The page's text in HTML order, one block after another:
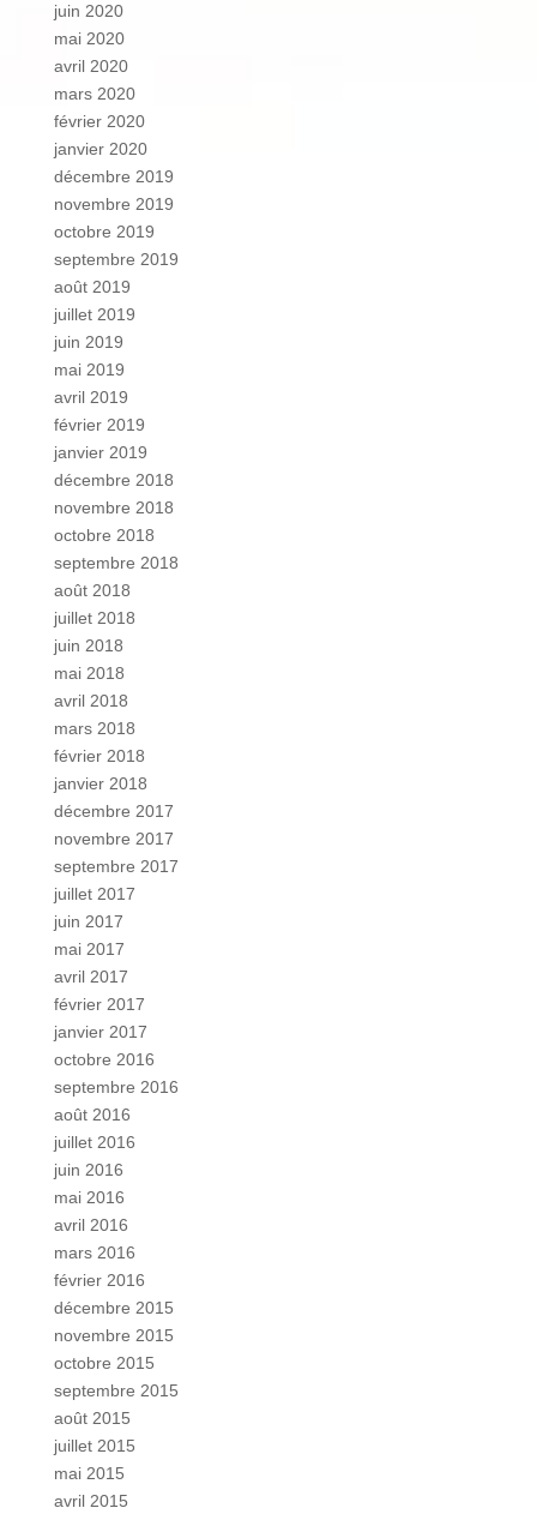
juin 2020
mai 2020
avril 2020
mars 2020
février 2020
janvier 2020
décembre 2019
novembre 2019
octobre 2019
septembre 2019
août 2019
juillet 2019
juin 2019
mai 2019
avril 2019
février 2019
janvier 2019
décembre 2018
novembre 2018
octobre 2018
septembre 2018
août 2018
juillet 2018
juin 2018
mai 2018
avril 2018
mars 2018
février 2018
janvier 2018
décembre 2017
novembre 2017
septembre 2017
juillet 2017
juin 2017
mai 2017
avril 2017
février 2017
janvier 2017
octobre 2016
septembre 2016
août 2016
juillet 2016
juin 2016
mai 2016
avril 2016
mars 2016
février 2016
décembre 2015
novembre 2015
octobre 2015
septembre 2015
août 2015
juillet 2015
mai 2015
avril 2015